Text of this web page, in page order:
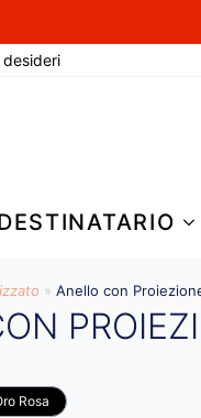
» Anello con
Rosa